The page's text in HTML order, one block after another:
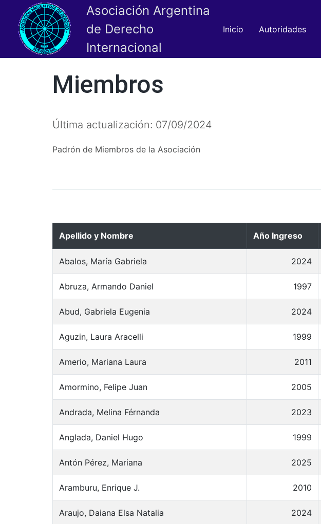
Asociación Argentina
de Derecho
Internacional
Inicio Autoridades
Miembros
Última actualización: 07/09/2024
Padrón de Miembros de la Asociación
Apellido y Nombre Año Ingreso
Abalos, María Gabriela 2024
Abruza, Armando Daniel 1997
Abud, Gabriela Eugenia 2024
Aguzin, Laura Aracelli 1999
Amerio, Mariana Laura 2011
Amormino, Felipe Juan 2005
Andrada, Melina Férnanda 2023
Anglada, Daniel Hugo 1999
Antón Pérez, Mariana 2025
Aramburu, Enrique J. 2010
Araujo, Daiana Elsa Natalia 2024